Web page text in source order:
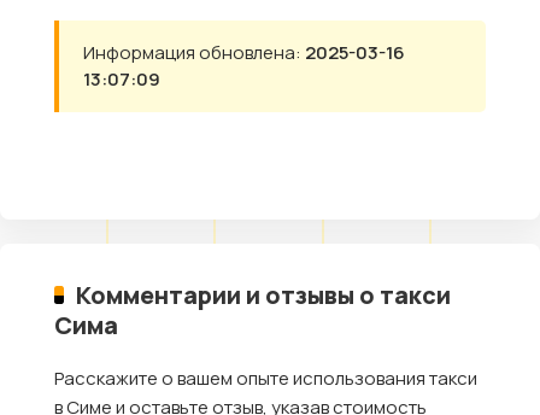
Информация обновлена: 2025-03-16
13:07:09
Комментарии и отзывы о такси
Сима
Расскажите о вашем опыте использования такси
в Симе и оставьте отзыв, указав стоимость